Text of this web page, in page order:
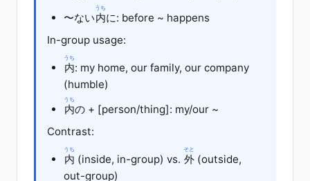
〜ない内
うち
に: before ~ happens
In-group usage:
内
うち
: my home, our family, our company
(humble)
内
うち
の + [person/thing]: my/our ~
Contrast:
内
うち
(inside, in-group) vs. 外
そと
(outside,
out-group)